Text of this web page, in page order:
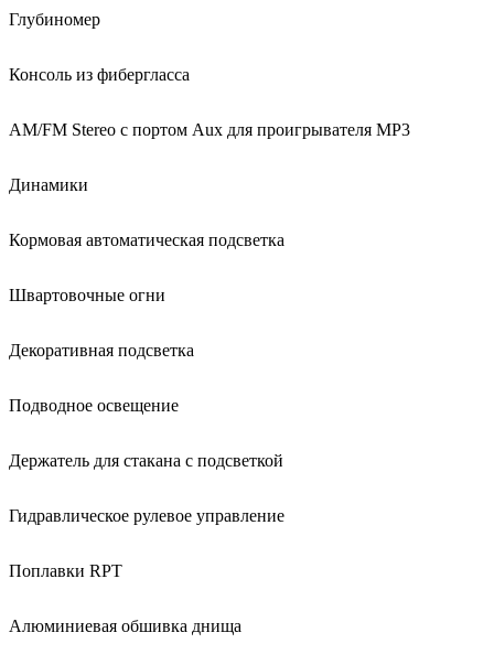
Глубиномер
Консоль из фибергласса
AM/FM Stereo с портом Aux для проигрывателя MP3
Динамики
Кормовая автоматическая подсветка
Швартовочные огни
Декоративная подсветка
Подводное освещение
Держатель для стакана с подсветкой
Гидравлическое рулевое управление
Поплавки RPT
Алюминиевая обшивка днища